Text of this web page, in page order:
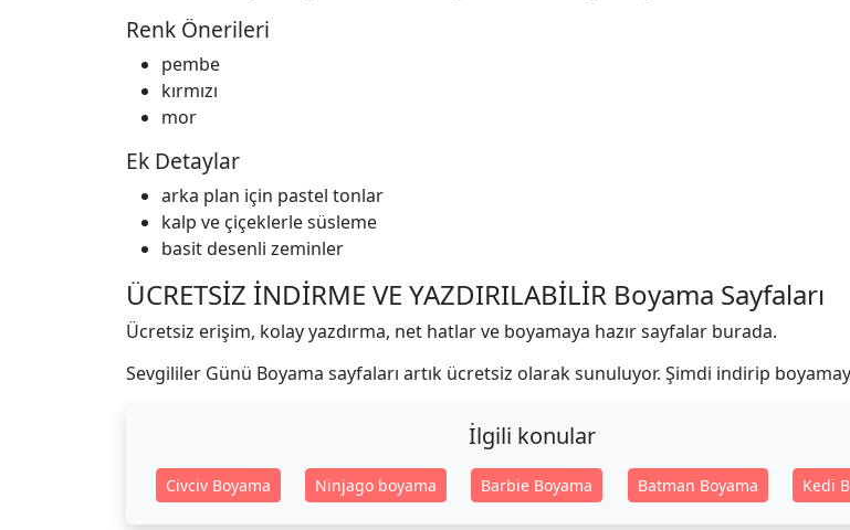
Renk Önerileri
pembe
kırmızı
mor
Ek Detaylar
arka plan için pastel tonlar
kalp ve çiçeklerle süsleme
basit desenli zeminler
ÜCRETSİZ İNDİRME VE YAZDIRILABİLİR Boyama Sayfaları
Ücretsiz erişim, kolay yazdırma, net hatlar ve boyamaya hazır sayfalar burada.
Sevgililer Günü Boyama sayfaları artık ücretsiz olarak sunuluyor. Şimdi indirip
İlgili konular
Civciv Boyama Ninjago boyama Barbie Boyama Batman Boyama Kedi